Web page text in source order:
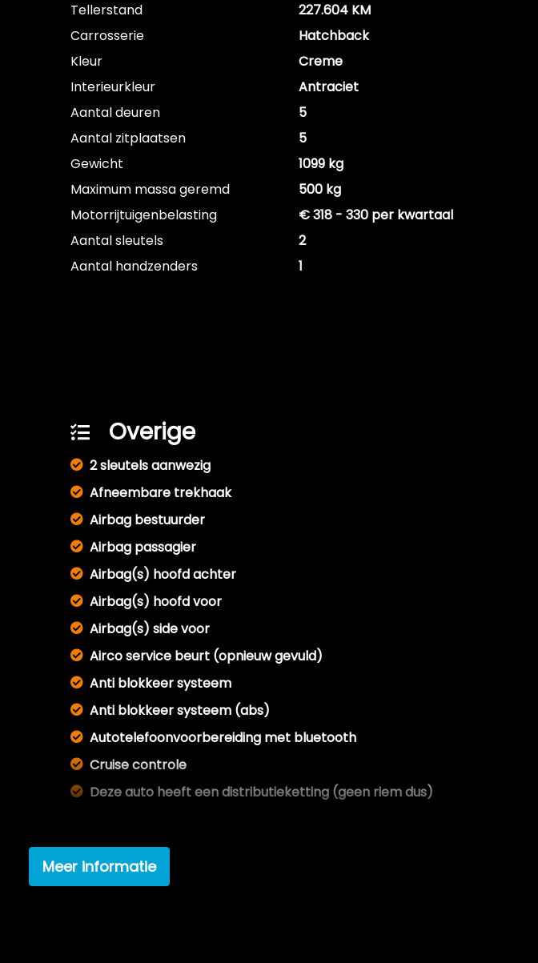
Tellerstand
227.604 KM
Carrosserie
Hatchback
Kleur
Creme
Interieurkleur
Antraciet
Aantal deuren
5
Aantal zitplaatsen
5
Gewicht
1099 kg
Maximum massa geremd
500 kg
Motorrijtuigenbelasting
€ 318 - 330 per kwartaal
Aantal sleutels
2
Aantal handzenders
1
Overige
2 sleutels aanwezig
Afneembare trekhaak
Airbag bestuurder
Airbag passagier
Airbag(s) hoofd achter
Airbag(s) hoofd voor
Airbag(s) side voor
Airco service beurt (opnieuw gevuld)
Anti blokkeer systeem
Anti blokkeer systeem (abs)
Autotelefoonvoorbereiding met bluetooth
Cruise controle
Deze auto heeft een distributieketting (geen riem dus)
Import auto
Koopje !
Meer informatie